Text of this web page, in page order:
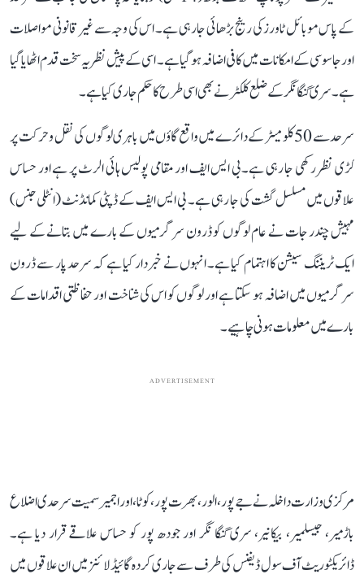
کے پاس موبائل ٹاورز کی رینج بڑھائی جا رہی ہے۔ اس کی وجہ سے غیر قانونی مواصلات
اور جاسوسی کے امکانات میں کافی اضافہ ہو گیا ہے۔ اسی کے پیش نظر یہ سخت قدم اٹھایا گیا
ہے۔ سری گنگا نگر کے ضلع کلکٹر نے بھی اسی طرح کا حکم جاری کیا ہے۔
سرحد سے 50 کلومیٹر کے دائرے میں واقع گاؤں میں باہری لوگوں کی نقل و حرکت پر
کڑی نظر رکھی جا رہی ہے۔ بی ایس ایف اور مقامی پولیس ہائی الرٹ پر ہے اور حساس
علاقوں میں مسلسل گشت کی جا رہی ہے۔ بی ایس ایف کے ڈپٹی کمانڈنٹ (انٹلی جنس)
مہیش چندر جات نے عام لوگوں کو ڈرون سرگرمیوں کے بارے میں بتانے کے لیے
ایک ٹریننگ سیشن کا اہتمام کیا ہے۔ انہوں نے خبردار کیا ہے کہ سرحد پار سے ڈرون
سرگرمیوں میں اضافہ ہو سکتا ہے اور لوگوں کو اس کی شناخت اور حفاظتی اقدامات کے
بارے میں معلومات ہونی چاہیے۔
ADVERTISEMENT
مرکزی وزارت داخلہ نے جے پور، الور، بھرت پور، کوٹا، اور اجمیر سمیت سرحدی اضلاع
باڑمیر، جیسلمیر، بیکانیر، سری گنگا نگر اور جودھ پور کو حساس علاقے قرار دیا ہے۔
ڈائریکٹوریٹ آف سول ڈیفنس کی طرف سے جاری کردہ گائیڈ لائنز میں ان علاقوں میں